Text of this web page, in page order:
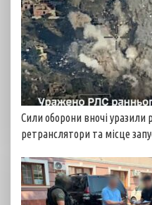
Сили оборони вночі уразили
ретранслятори та місце